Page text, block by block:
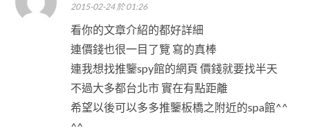
2015-02-24 於 01:26
看你的文章介紹的都好詳細
連價錢也很一目了覽 寫的真棒
連我想找推鑒spy館的網頁 價錢就要找半天
不過大多都台北市 實在有點距離
希望以後可以多多推鑒板橋之附近的spa館^^
^^